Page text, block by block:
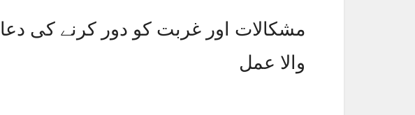
مشکالات اور غربت کو دور کرنے کی
والا عمل